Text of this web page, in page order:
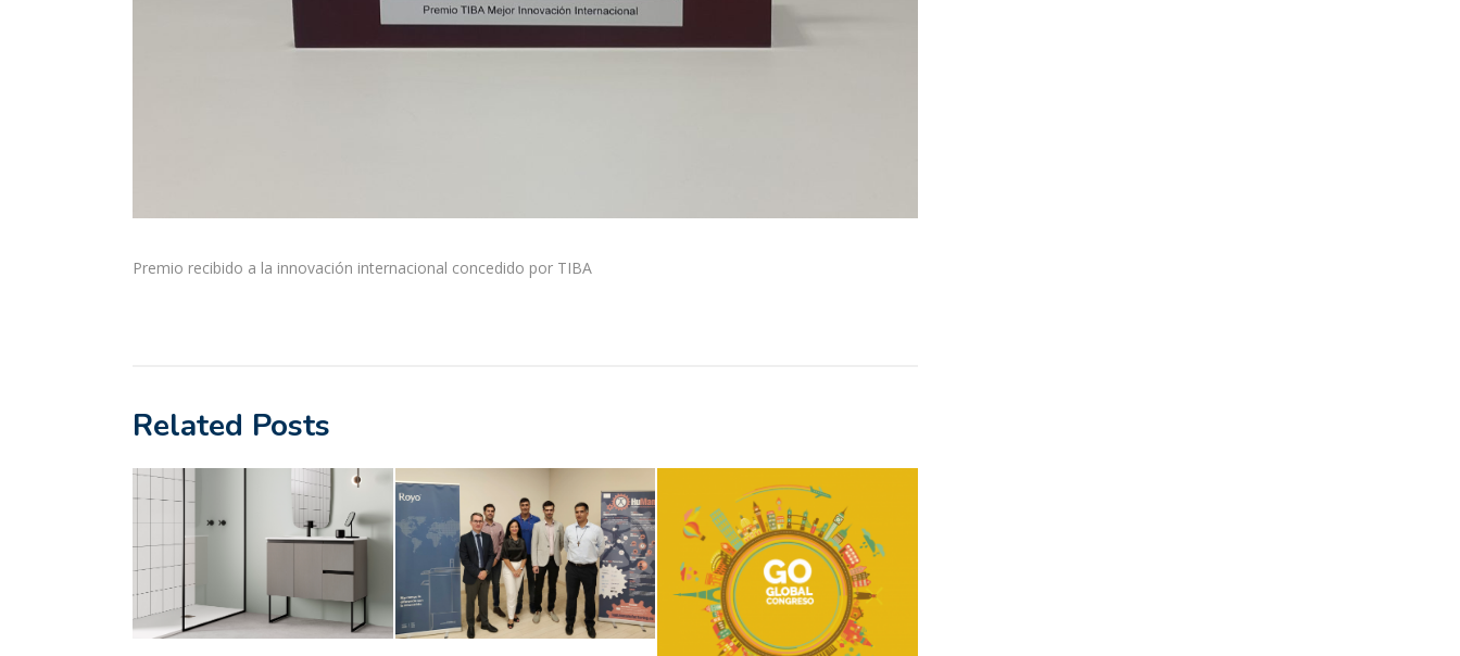
Premio recibido a la innovación internacional concedido por TIBA
Related Posts